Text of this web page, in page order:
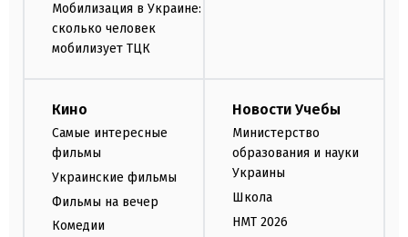
Мобилизация в Украине:
сколько человек
мобилизует ТЦК
Кино
Самые интересные
фильмы
Украинские фильмы
Фильмы на вечер
Комедии
Новости Учебы
Министерство
образования и науки
Украины
Школа
НМТ 2026